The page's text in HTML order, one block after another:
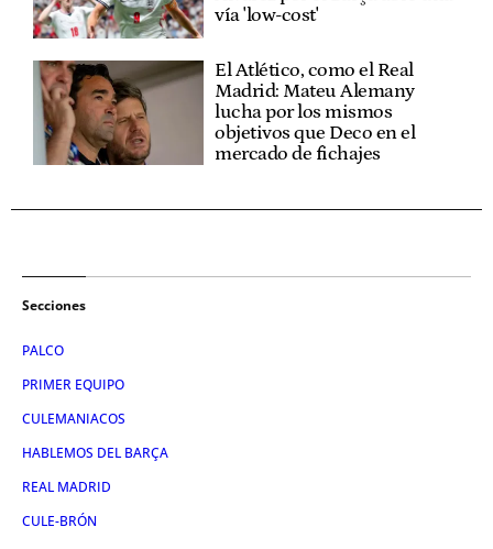
vía 'low-cost'
El Atlético, como el Real
Madrid: Mateu Alemany
lucha por los mismos
objetivos que Deco en el
mercado de fichajes
Secciones
PALCO
PRIMER EQUIPO
CULEMANIACOS
HABLEMOS DEL BARÇA
REAL MADRID
CULE-BRÓN